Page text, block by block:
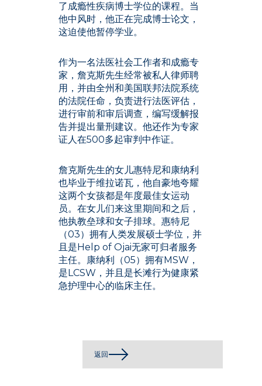
了成瘾性疾病博士学位的课程。当
他中风时，他正在完成博士论文，
这迫使他暂停学业。
作为一名法医社会工作者和成瘾专
家，詹克斯先生经常被私人律师聘
用，并由全州和美国联邦法院系统
的法院任命，负责进行法医评估，
进行审前和审后调查，编写缓解报
告并提出量刑建议。他还作为专家
证人在500多起审判中作证。
詹克斯先生的女儿惠特尼和康纳利
也毕业于维拉诺瓦，他自豪地夸耀
这两个女孩都是年度最佳女运动
员。在女儿们来这里期间和之后，
他执教垒球和女子排球。惠特尼
（03）拥有人类发展硕士学位，并
且是Help of Ojai无家可归者服务
主任。康纳利（05）拥有MSW，
是LCSW，并且是长滩行为健康紧
急护理中心的临床主任。
返回